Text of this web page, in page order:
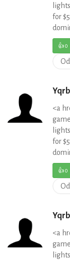
for
👍0
<a
for
👍0
<a